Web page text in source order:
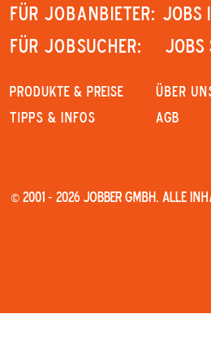
Für Jobanbieter: JOBS
Für Jobsucher:
JOBS
PRODUKTE & PREISE
Tipps & Infos
Über
AGB
© 2001 - 2026 JOBBER GmbH.